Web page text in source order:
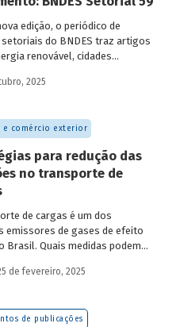
edição, o periódico de
do BNDES traz artigos
renovável, cidades
e exportação.
2025
e comércio exterior
para redução das
no transporte de
de cargas é um dos
emissores de gases de efeito
Brasil. Quais medidas podem
Confira as estratégias que
de fevereiro, 2025
de publicações